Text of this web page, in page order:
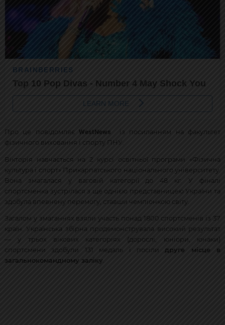
Про це повідомляєWestNews
із посиланням на факультет
фізичного виховання і спорту ПНУ.
Вікторія навчається на 2 курсі освітньої програми «Фізична
культура і спорт» Прикарпатського національного університету.
Вона змагалася у ваговій категорії до 48 кг. У фіналі
спортсменка зустрілася з ще однією представницею України та
здобула впевнену перемогу, ставши чемпіонкою світу.
Загалом у змаганнях взяли участь понад 1800 спортсменів із 37
країн. Українська збірна продемонструвала високий результат
— у трьох вікових категоріях (дорослі, юніори, юнаки)
спортсмени здобули 131 медаль і посілидруге місце в
загальнокомандному заліку.